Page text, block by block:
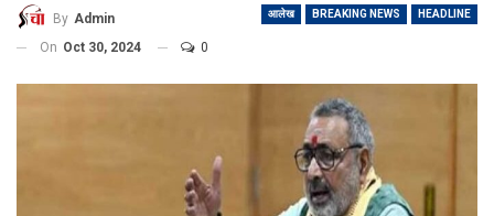
आलेख BREAKING NEWS HEADLINE
By Admin
On Oct 30, 2024 0